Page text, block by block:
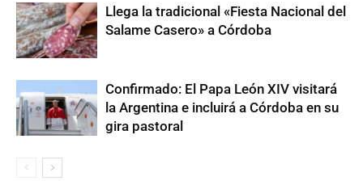
Llega la tradicional «Fiesta Nacional del
Salame Casero» a Córdoba
Confirmado: El Papa León XIV visitará
la Argentina e incluirá a Córdoba en su
gira pastoral